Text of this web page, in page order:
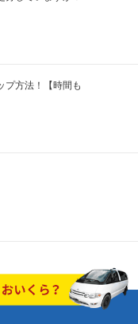
プ方法！【時間も